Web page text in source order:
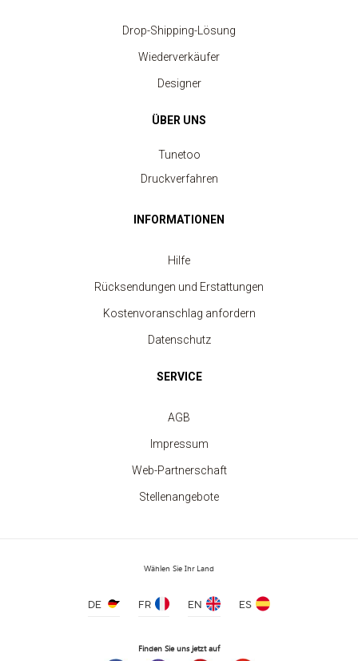
Personalisierbare zweifarbige
ab 3.20 €
Drop-Shipping-Lösung
Wiederverkäufer
Designer
ÜBER UNS
Tunetoo
Druckverfahren
INFORMATIONEN
Hilfe
Rücksendungen und Erstattungen
Kostenvoranschlag anfordern
Datenschutz
SERVICE
AGB
Impressum
Web-Partnerschaft
Stellenangebote
Wählen Sie Ihr Land
DE FR EN ES
Finden Sie uns jetzt auf